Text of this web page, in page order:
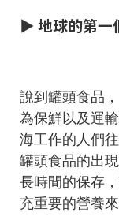
▶ 地球的第一
說到罐頭食品
為保鮮以及運
海工作的人們
罐頭食品的出
長時間的保存
充重要的營養來